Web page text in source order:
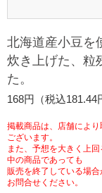
ギフト
プリペイドカード・
ニンテンドー・ダ
コピー
プリント
スキャン
ファクス
宅配便
切手・はがき・印紙
セブン銀行ATM
ご利用可能なお支払
チケットサービス
セブンチケット
イープラス
セブン‐イレブンで
セブンネットショ
企業理念
会社概要
貸借対照表・損益
沿革
セブン＆アイ・ホ
サステナビリティ
サステナビリティ
GREEN
加盟店オー
アルバイト
店舗検索
お問い合わせ
Language
北海道産小豆を
炊き上げた、粒
た。
168円（税込181.44
掲載商品は、店舗によ
ございます。
また、予想を大きく上
中の商品であっても
販売を終了している場
お問合せください。